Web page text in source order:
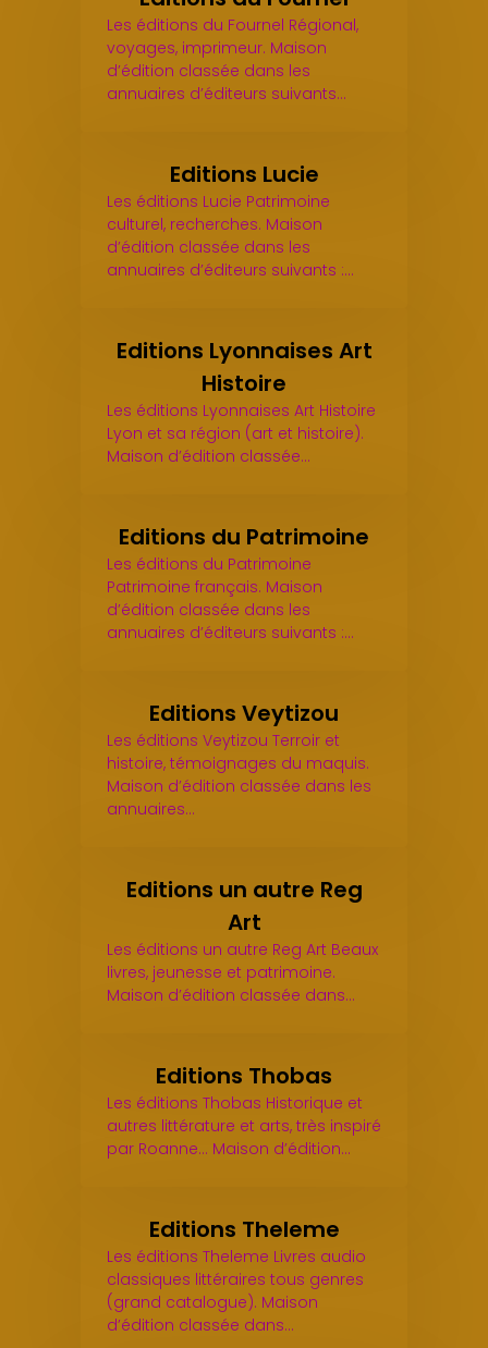
Les éditions du Fournel Régional,
voyages, imprimeur. Maison
d’édition classée dans les
annuaires d’éditeurs suivants…
Editions Lucie
Les éditions Lucie Patrimoine
culturel, recherches. Maison
d’édition classée dans les
annuaires d’éditeurs suivants :…
Editions Lyonnaises Art
Histoire
Les éditions Lyonnaises Art Histoire
Lyon et sa région (art et histoire).
Maison d’édition classée…
Editions du Patrimoine
Les éditions du Patrimoine
Patrimoine français. Maison
d’édition classée dans les
annuaires d’éditeurs suivants :…
Editions Veytizou
Les éditions Veytizou Terroir et
histoire, témoignages du maquis.
Maison d’édition classée dans les
annuaires…
Editions un autre Reg
Art
Les éditions un autre Reg Art Beaux
livres, jeunesse et patrimoine.
Maison d’édition classée dans…
Editions Thobas
Les éditions Thobas Historique et
autres littérature et arts, très inspiré
par Roanne... Maison d’édition…
Editions Theleme
Les éditions Theleme Livres audio
classiques littéraires tous genres
(grand catalogue). Maison
d’édition classée dans…